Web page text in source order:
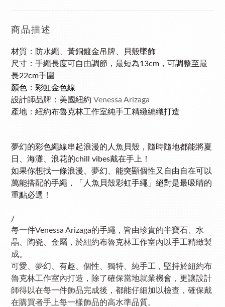
商品描述
材質：防水繩、黃銅鍍金吊牌、貝殼墜飾
尺寸：手繩長度可自由調節，最短為13cm，可調整至最
長22cm手圍
顏色：彩虹金色線
設計師品牌： 美國紐約 Venessa Arizaga
產地：紐約布魯克林工作室純手工精緻編織打造
夢幻的彩色繩線串起浪漫的人魚貝殼，隨時隨地都能將夏
日、海灘、浪花的chill vibes戴在手上！
如果你想找一條浪漫、夢幻、能突顯個性又自由自在可以
萬能搭配的手繩，「人魚貝殼彩虹手繩」絕對是最吸睛的
重點必選！
/
每一件Venessa Arizaga的手繩，皆由珍貴的半寶石、水
晶、陶瓷、 金屬，於紐約布魯克林工作室內以手工精緻製
成。
可愛、夢幻、有趣、個性、獨特、 純手工，堅持於紐約布
魯克林工作室內打造，除了確保當地就業機會，更讓設計
師得以在每一件飾品完成後，都能仔細加以檢查，確保戴
在購買者手上每一樣飾品的高水準品質。